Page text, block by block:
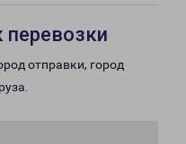
перевозки
отправки, город